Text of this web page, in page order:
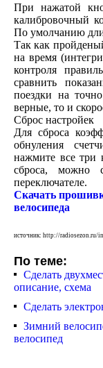
При нажатой
калибровочный
По умолчанию
Так как
на время
контроля
сравнить
поездки на
верные, то и
Сброс настройек
Для сброса
обнуления
нажмите все три
сброса,
переключателе.
Скачать
велосипеда
источник: http://radiosezon.ru/
По теме:
Сделать
описание, схема
Сделать
Зимний
велосипед